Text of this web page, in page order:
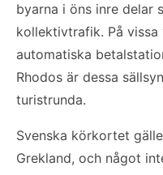
byarna i öns inre delar
kollektivtrafik. På
automatiska
Rhodos är dessa
turistrunda.
Svenska körkortet
Grekland, och något